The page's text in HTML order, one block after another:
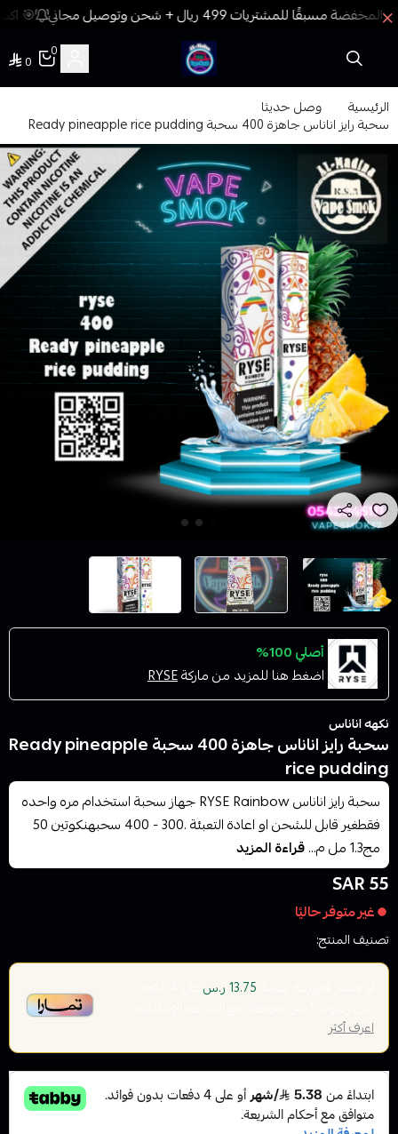
🎯
فيب المدينة
0
0
الرئيسية وصل حديثا
سحبة رايز اناناس جاهزة 400 سحبة Ready pineapple rice pudding
أصلي 100%
اضغط هنا للمزيد من ماركةRYSE
نكهه اناناس
سحبة رايز اناناس جاهزة 400 سحبة Ready pineapple
rice pudding
سحبة رايز اناناس RYSE Rainbow جهاز سحبة استخدام مره واحده
فقطغير قابل للشحن او اعادة التعبئة .300 - 400 سحبهنكوتين 50
مج1.3 مل م...
قراءة المزيد
55 SAR
غير متوفر حاليًا
تصنيف المنتج:
13.75 ر.س
اعرف أكثر